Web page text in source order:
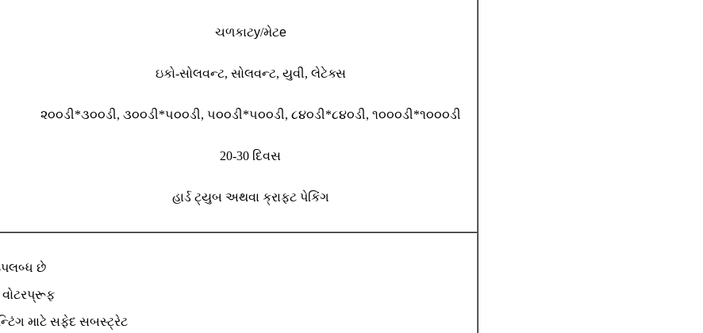
ચળકાટy/મેટe
ઇકો-સોલવન્ટ, સોલવન્ટ, યુવી, લેટેક્સ
૨૦૦ડી*૩૦૦ડી, ૩૦૦ડી*૫૦૦ડી, ૫૦૦ડી*૫૦૦ડી, ૮૪૦ડી*૮૪૦ડી, ૧૦૦૦ડી*૧૦૦૦ડી
20-30 દિવસ
હાર્ડ ટ્યુબ અથવા ક્રાફ્ટ પેકિંગ
છે
વોટરપ્રૂફ
માટે સફેદ સબસ્ટ્રેટ